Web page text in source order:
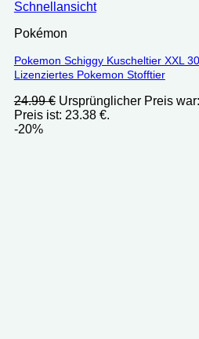
Schnellansicht
Pokémon
Pokemon Schiggy Kuscheltier XXL
Lizenziertes Pokemon Stofftier
24.99€ Ursprünglicher Preis
Preis ist: 23.38 €.
-20%